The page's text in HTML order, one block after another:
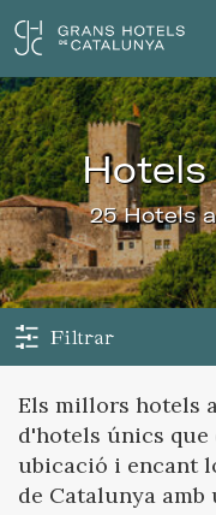
Els Nostres
Casaments
Descobreix
Inicia
25 Hotels
Filtrar
Els millors hotels
d'hotels únics que
ubicació i encant
de Catalunya amb